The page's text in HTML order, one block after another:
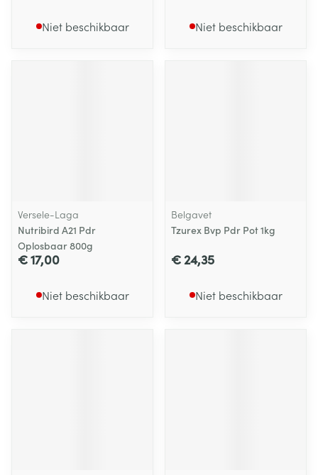
Niet beschikbaar Niet beschikbaar
Versele-Laga
Nutribird A21 Pdr
Oplosbaar 800g
€ 17,00
Niet beschikbaar
Belgavet
Tzurex Bvp Pdr Pot 1kg
€ 24,35
Niet beschikbaar